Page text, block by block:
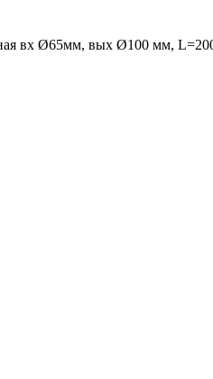
вх Ø65мм, вых Ø100 мм,